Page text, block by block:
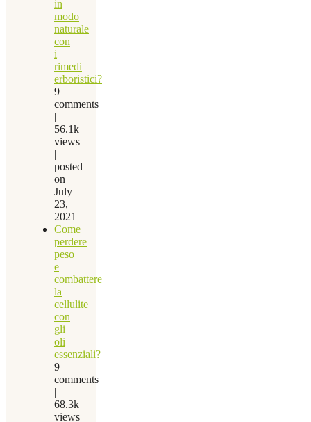
in
modo
naturale
con
i
rimedi
erboristici?
9
comments
|
56.1k
views
|
posted
on
July
23,
2021
Come
perdere
peso
e
combattere
la
cellulite
con
gli
oli
essenziali?
9
comments
|
68.3k
views